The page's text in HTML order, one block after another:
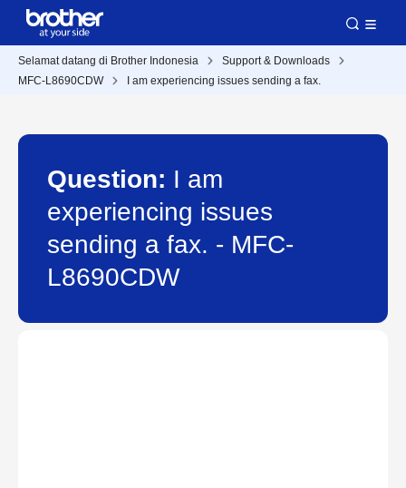
Selamat datang di Brother Indonesia
Support & Downloads
MFC-L8690CDW
I am experiencing issues sending a fax.
Question: I am
experiencing issues
sending a fax. - MFC-
L8690CDW